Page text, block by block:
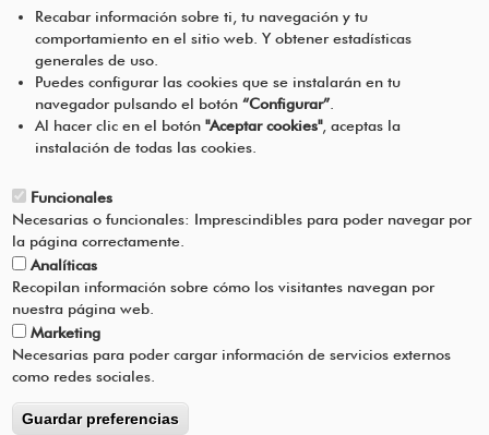
Programa de Educación Ambiental
Escolar de la Mancomunidad de la
Pie
Menú
CONTÁCTANOS
CONDICIONES DEL SERVICIO
POLÍTICA DE PRIVACIDAD
Recabar información sobre ti, tu navegación y tu
comportamiento en el sitio web. Y obtener estadísticas
generales de uso.
Puedes configurar las cookies que se instalarán en tu
navegador pulsando el botón“Configurar”
Al hacer clic en el botón"Aceptar cookies", aceptas la
instalación de todas las cookies.
Funcionales
Necesarias o funcionales: Imprescindibles para poder navegar por
la página correctamente.
Analíticas
Recopilan información sobre cómo los visitantes navegan por
nuestra página web.
Marketing
Necesarias para poder cargar información de servicios externos
como redes sociales.
Guardar preferencias